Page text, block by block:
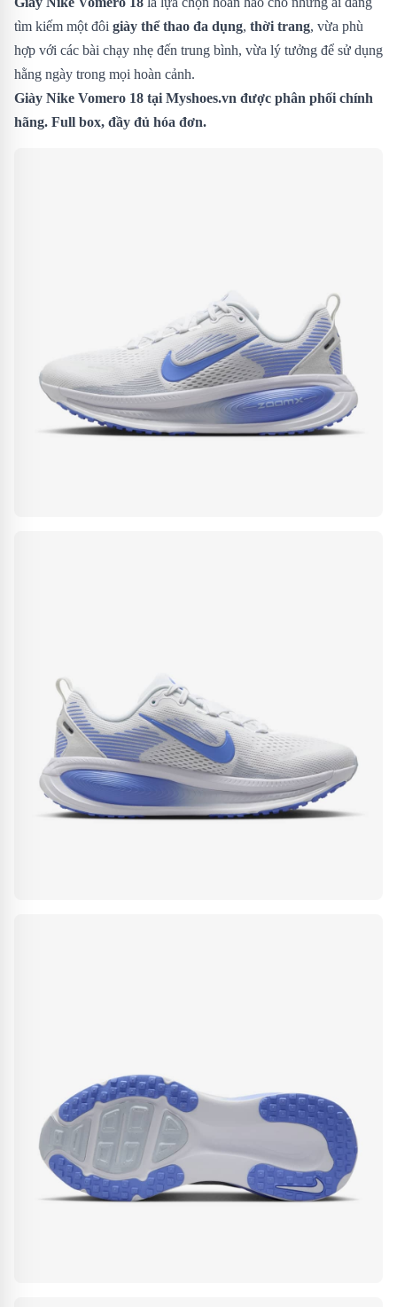
tìm kiếm một đôi giày thể thao đa dụng, thời trang, vừa phù
hợp với các bài chạy nhẹ đến trung bình, vừa lý tưởng để sử dụng
hằng ngày trong mọi hoàn cảnh.
Giày Nike Vomero 18 tại Myshoes.vn được phân phối chính
hãng. Full box, đầy đủ hóa đơn.